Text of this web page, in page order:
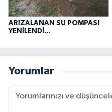
ARIZALANAN SU POMPASI
YENİLENDİ...
Yorumlar